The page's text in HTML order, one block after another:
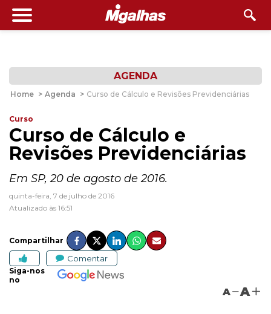
AGENDA
Home > Agenda > Curso de Cálculo e Revisões Previdenciárias
Curso
Curso de Cálculo e
Revisões Previdenciárias
Em SP, 20 de agosto de 2016.
quinta-feira, 7 de julho de 2016
Atualizado às 16:51
Compartilhar
Comentar
Siga-nos
no
A A